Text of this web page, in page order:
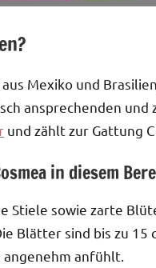
Mexiko und
ansprechenden
und zählt zur Gattung
in diesem
Stiele sowie zarte
Blätter sind bis zu 15
angenehm anfühlt.